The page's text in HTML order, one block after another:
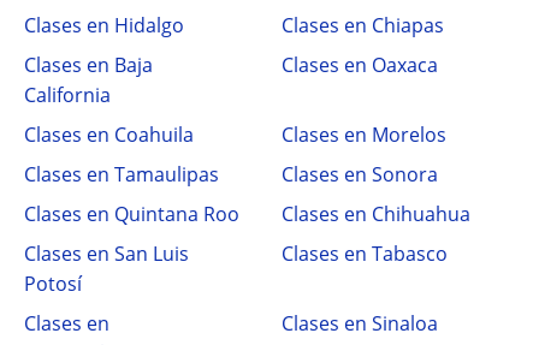
Clases en Hidalgo
Clases en Chiapas
Clases en Baja
California
Clases en Oaxaca
Clases en Coahuila
Clases en Morelos
Clases en Tamaulipas
Clases en Sonora
Clases en Quintana Roo
Clases en Chihuahua
Clases en San Luis
Potosí
Clases en Tabasco
Clases en
Clases en Sinaloa